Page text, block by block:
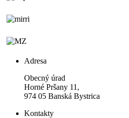
Adresa
Obecný úrad
Horné Pršany 11,
974 05 Banská Bystrica
Kontakty